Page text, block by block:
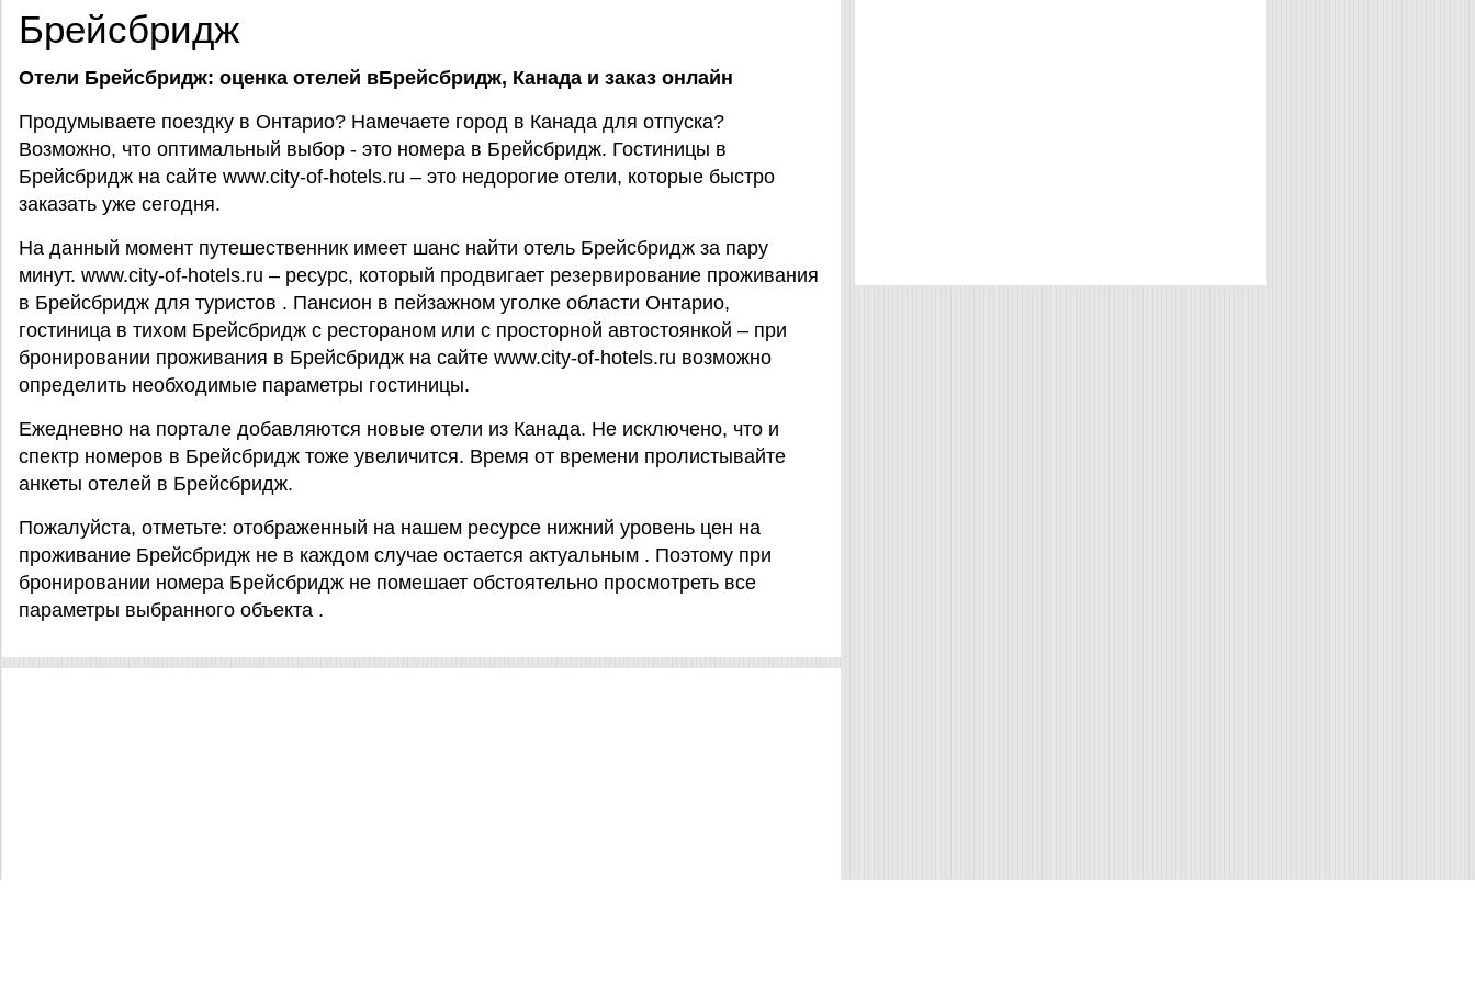
Брейсбридж
Отели Брейсбридж: оценка отелей вБрейсбридж, Канада и заказ онлайн
Продумываете поездку в Онтарио? Намечаете город в Канада для отпуска?
Возможно, что оптимальный выбор - это номера в Брейсбридж. Гостиницы в
Брейсбридж на сайте www.city-of-hotels.ru – это недорогие отели, которые быстро
заказать уже сегодня.
На данный момент путешественник имеет шанс найти отель Брейсбридж за пару
минут. www.city-of-hotels.ru – ресурс, который продвигает резервирование проживания
в Брейсбридж для туристов . Пансион в пейзажном уголке области Онтарио,
гостиница в тихом Брейсбридж с рестораном или с просторной автостоянкой – при
бронировании проживания в Брейсбридж на сайте www.city-of-hotels.ru возможно
определить необходимые параметры гостиницы.
Ежедневно на портале добавляются новые отели из Канада. Не исключено, что и
спектр номеров в Брейсбридж тоже увеличится. Время от времени пролистывайте
анкеты отелей в Брейсбридж.
Пожалуйста, отметьте: отображенный на нашем ресурсе нижний уровень цен на
проживание Брейсбридж не в каждом случае остается актуальным . Поэтому при
бронировании номера Брейсбридж не помешает обстоятельно просмотреть все
параметры выбранного объекта .